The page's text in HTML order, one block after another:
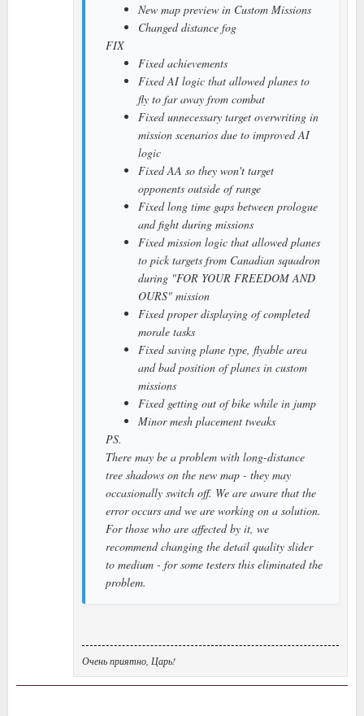
New map preview in Custom Missions
Changed distance fog
FIX
Fixed achievements
Fixed AI logic that allowed planes to
fly to far away from combat
Fixed unnecessary target overwriting in
mission scenarios due to improved AI
logic
Fixed AA so they won't target
opponents outside of range
Fixed long time gaps between prologue
and fight during missions
Fixed mission logic that allowed planes
to pick targets from Canadian squadron
during "FOR YOUR FREEDOM AND
OURS" mission
Fixed proper displaying of completed
morale tasks
Fixed saving plane type, flyable area
and bad position of planes in custom
missions
Fixed getting out of bike while in jump
Minor mesh placement tweaks
PS.
There may be a problem with long-distance
tree shadows on the new map - they may
occasionally switch off. We are aware that the
error occurs and we are working on a solution.
For those who are affected by it, we
recommend changing the detail quality slider
to medium - for some testers this eliminated the
problem.
Очень приятно, Царь!